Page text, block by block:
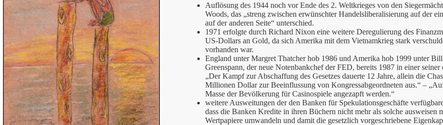
Auflösung des 1944 noch vor Ende des 2. Weltkrieges von den
Woods, das „streng zwischen erwünschter Handelsliberalisierung auf der
auf der anderen Seite“ unterschied.
1971 erfolgte durch Richard Nixon eine weitere Deregulierung des
US-Dollars an Gold, da sich Amerika mit dem Vietnamkrieg stark
vorhanden war.
England unter Margret Thatcher hob 1986 und Amerika hob 1999 unter
Greenspann, der neue Notenbankchef der FED, bereits 1987 in einer seiner
„Der Kampf zur Abschaffung des Gesetzes dauerte 12 Jahre, allein die
Millionen Dollar zur Beeinflussung von Kongressabgeordneten aus.“ –
Masse der Bevölkerung für Casinospiele angezapft werden.“
weitere Ausweitungen der den Banken für Spekulationsgeschäfte
dass die Banken Kredite in ihren Büchern nicht mehr als solche ausweisen
Wertpapiere umwandeln und damit die gesetzlich vorgeschriebene